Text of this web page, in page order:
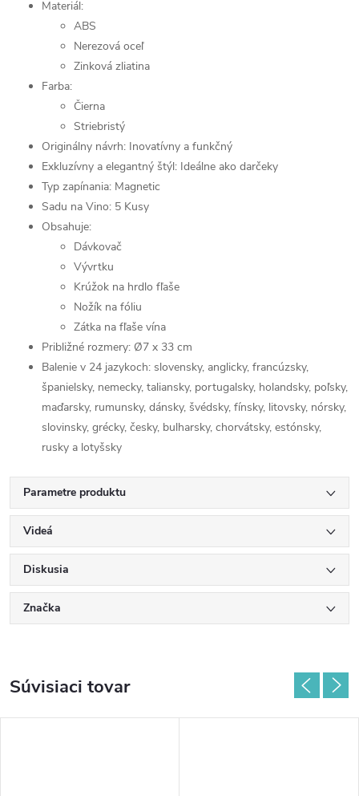
Materiál:
ABS
Nerezová oceľ
Zinková zliatina
Farba:
Čierna
Striebristý
Originálny návrh: Inovatívny a funkčný
Exkluzívny a elegantný štýl: Ideálne ako darčeky
Typ zapínania: Magnetic
Sadu na Vino: 5 Kusy
Obsahuje:
Dávkovač
Vývrtku
Krúžok na hrdlo fľaše
Nožík na fóliu
Zátka na fľaše vína
Približné rozmery: Ø7 x 33 cm
Balenie v 24 jazykoch: slovensky, anglicky, francúzsky,
španielsky, nemecky, taliansky, portugalsky, holandsky, poľsky,
maďarsky, rumunsky, dánsky, švédsky, fínsky, litovsky, nórsky,
slovinsky, grécky, česky, bulharsky, chorvátsky, estónsky,
rusky a lotyšsky
Parametre produktu
Videá
Diskusia
Značka
Súvisiaci tovar